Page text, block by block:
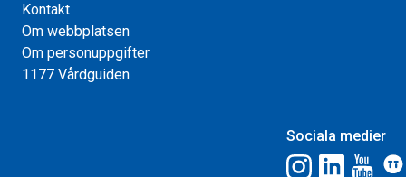
Kontakt
Om webbplatsen
Om personuppgifter
1177 Vårdguiden
Sociala medier